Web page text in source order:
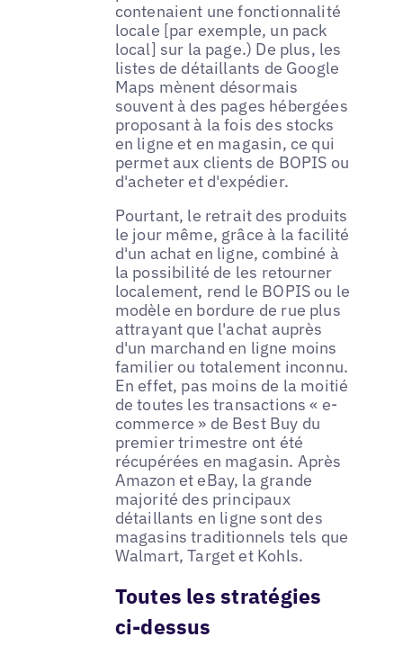
contenaient une fonctionnalité
locale [par exemple, un pack
local] sur la page.) De plus, les
listes de détaillants de Google
Maps mènent désormais
souvent à des pages hébergées
proposant à la fois des stocks
en ligne et en magasin, ce qui
permet aux clients de BOPIS ou
d'acheter et d'expédier.
Pourtant, le retrait des produits
le jour même, grâce à la facilité
d'un achat en ligne, combiné à
la possibilité de les retourner
localement, rend le BOPIS ou le
modèle en bordure de rue plus
attrayant que l'achat auprès
d'un marchand en ligne moins
familier ou totalement inconnu.
En effet, pas moins de la moitié
de toutes les transactions « e-
commerce » de Best Buy du
premier trimestre ont été
récupérées en magasin. Après
Amazon et eBay, la grande
majorité des principaux
détaillants en ligne sont des
magasins traditionnels tels que
Walmart, Target et Kohls.
Toutes les stratégies
ci-dessus